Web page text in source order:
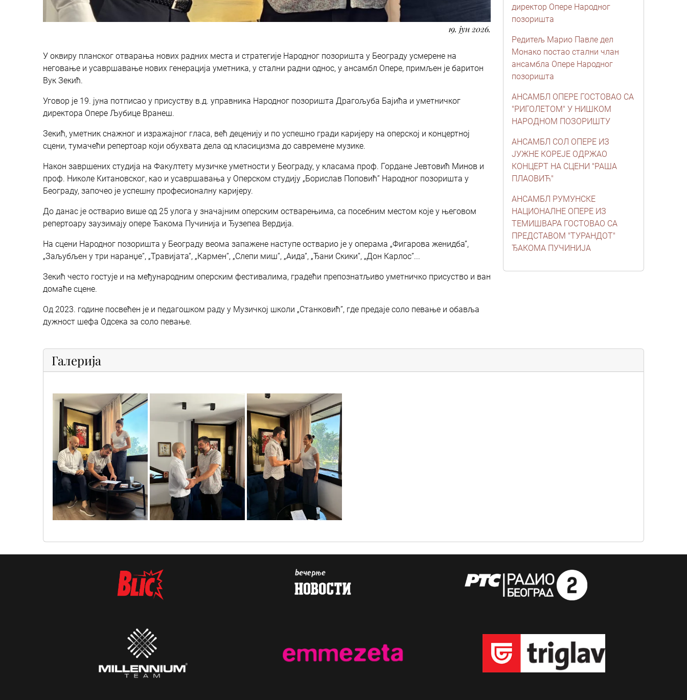
19. јун 2026.
У оквиру планског отварања нових радних места и стратегије Народног позоришта у Београду усмерене на
неговање и усавршавање нових генерација уметника, у стални радни однос, у ансамбл Опере, примљен је баритон
Вук Зекић.
Уговор је 19. јуна потписао у присуству в.д. управника Народног позоришта Драгољуба Бајића и уметничког
директора Опере Љубице Вранеш.
Зекић, уметник снажног и изражајног гласа, већ деценију и по успешно гради каријеру на оперској и концертној
сцени, тумачећи репертоар који обухвата дела од класицизма до савремене музике.
Након завршених студија на Факултету музичке уметности у Београду, у класама проф. Гордане Јевтовић Минов и
проф. Николе Китановског, као и усавршавања у Оперском студију „Борислав Поповић” Народног позоришта у
Београду, започео је успешну професионалну каријеру.
До данас је остварио више од 25 улога у значајним оперским остварењима, са посебним местом које у његовом
репертоару заузимају опере Ђакома Пучинија и Ђузепеа Вердија.
На сцени Народног позоришта у Београду веома запажене наступе остварио је у операма „Фигарова женидба”,
„Заљубљен у три наранџе”, „Травијата”, „Кармен”, „Слепи миш”, „Аида”, „Ђани Скики”, „Дон Карлос”...
Зекић често гостује и на међународним оперским фестивалима, градећи препознатљиво уметничко присуство и ван
домаће сцене.
Од 2023. године посвећен је и педагошком раду у Музичкој школи „Станковић”, где предаје соло певање и обавља
дужност шефа Одсека за соло певање.
директор Опере Народног
позоришта
Редитељ Марио Павле дел
Монако постао стални члан
ансамбла Опере Народног
позоришта
АНСАМБЛ ОПЕРЕ ГОСТОВАО СА
"РИГОЛЕТОМ" У НИШКОМ
НАРОДНОМ ПОЗОРИШТУ
АНСАМБЛ СОЛ ОПЕРЕ ИЗ
ЈУЖНЕ КОРЕЈЕ ОДРЖАО
КОНЦЕРТ НА СЦЕНИ "РАША
ПЛАОВИЋ"
АНСАМБЛ РУМУНСКЕ
НАЦИОНАЛНЕ ОПЕРЕ ИЗ
ТЕМИШВАРА ГОСТОВАО СА
ПРЕДСТАВОМ "ТУРАНДОТ"
ЂАКОМА ПУЧИНИЈА
Галерија
vuk_1 vuk_2 vuk_3